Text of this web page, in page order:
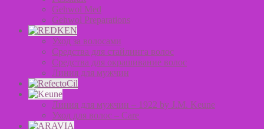
Gehwol Med
Gehwol Preparations
Уход за волосами
Средства для стайлинга волос
Средства для окрашивание волос
Линия для мужчин
Линия для мужчин – 1922 by J.M. Keune
Уход для волос – Сare